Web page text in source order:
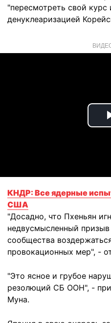
"пересмотреть свой курс
денуклеаризацией
КНДР: Все ядерные
США
"Досадно, что Пхеньян
недвусмысленный
сообщества
провокационных мер", -
"Это ясное и грубое
резолюций СБ ООН", -
Муна.